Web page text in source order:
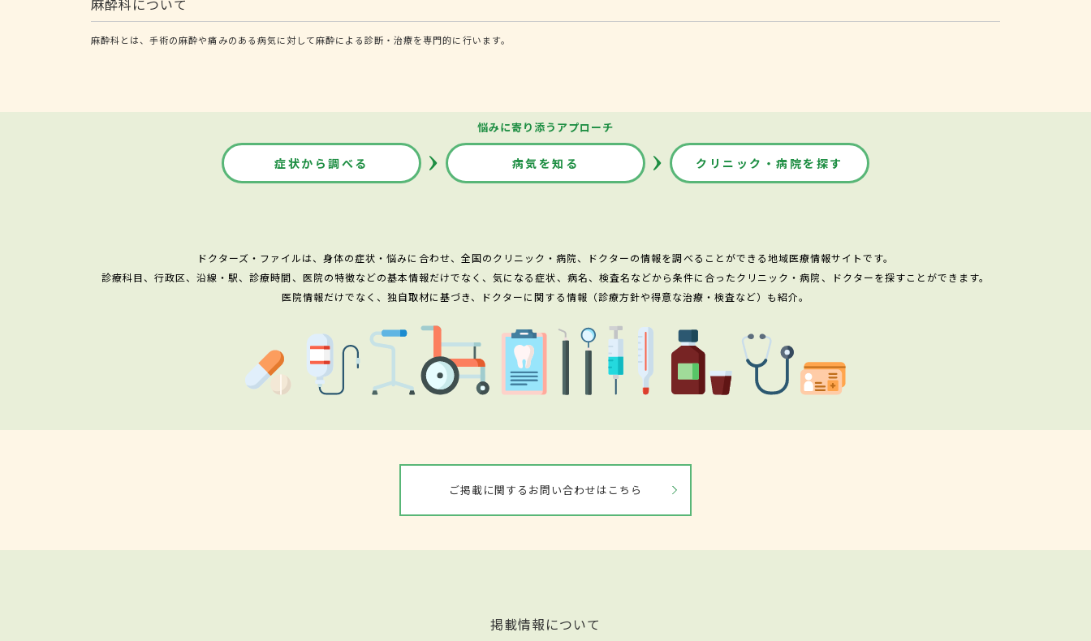
麻酔科について
麻酔科とは、手術の麻酔や痛みのある病気に対して麻酔による診断・治療を専門的に行います。
悩みに寄り添うアプローチ
症状から調べる 病気を知る クリニック・病院を探す
ドクターズ・ファイルは、身体の症状・悩みに合わせ、全国のクリニック・病院、ドクターの情報を調べることができる地域医療情報サイトです。
診療科目、行政区、沿線・駅、診療時間、医院の特徴などの基本情報だけでなく、気になる症状、病名、検査名などから条件に合ったクリニック・病院、ドクターを探すことができます。
医院情報だけでなく、独自取材に基づき、ドクターに関する情報（診療方針や得意な治療・検査など）も紹介。
ご掲載に関するお問い合わせはこちら
掲載情報について